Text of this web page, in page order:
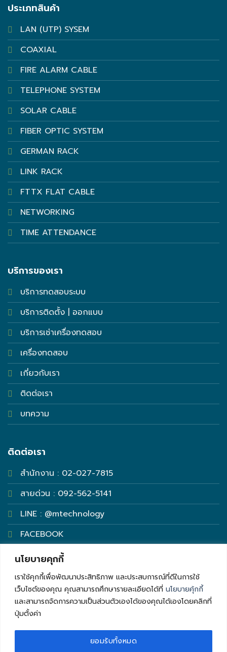
นโยบายคุกกี้
เราใช้คุกกี้เพื่อพัฒนาประสิทธิภาพ และประสบการณ์ที่ดีในการใช้
เว็บไซต์ของคุณ คุณสามารถศึกษารายละเอียดได้ที่ นโยบายคุ้กกี้
และสามารถจัดการความเป็นส่วนตัวเองได้ของคุณได้เองโดยคลิกที่
ปุ่มตั้งค่า
ยอมรับทั้งหมด
ประเภทสินค้า
LAN (UTP) SYSEM
COAXIAL
FIRE ALARM CABLE
TELEPHONE SYSTEM
SOLAR CABLE
FIBER OPTIC SYSTEM
GERMAN RACK
LINK RACK
FTTX FLAT CABLE
NETWORKING
TIME ATTENDANCE
บริการของเรา
บริการทดสอบระบบ
บริการติดตั้ง | ออกแบบ
บริการเช่าเครื่องทดสอบ
เครื่องทดสอบ
เกี่ยวกับเรา
ติดต่อเรา
บทความ
ติดต่อเรา
สำนักงาน : 02-027-7815
สายด่วน : 092-562-5141
LINE : @mtechnology
FACEBOOK
Reserved.